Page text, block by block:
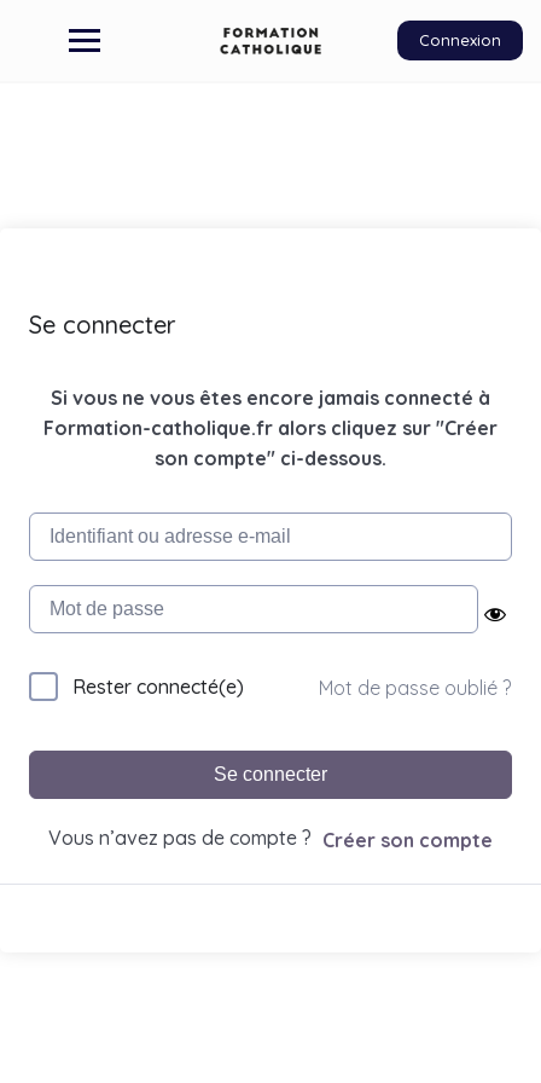
Connexion
Se connecter
Si vous ne vous êtes encore jamais connecté à
Formation-catholique.fr alors cliquez sur "Créer
son compte" ci-dessous.
Rester connecté(e) Mot de passe oublié ?
Se connecter
Vous n’avez pas de compte ? Créer son compte